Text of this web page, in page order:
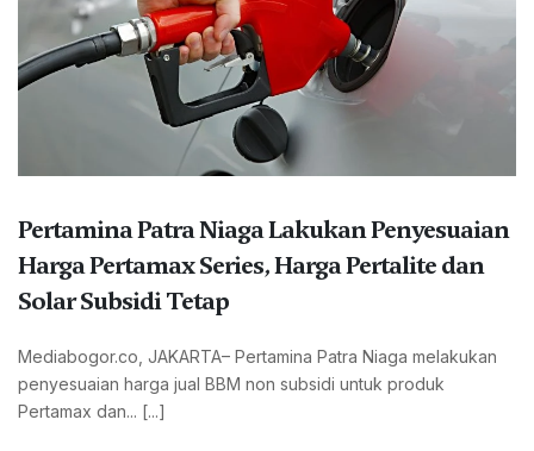
Pertamina Patra Niaga Lakukan Penyesuaian
Harga Pertamax Series, Harga Pertalite dan
Solar Subsidi Tetap
Mediabogor.co, JAKARTA– Pertamina Patra Niaga melakukan
penyesuaian harga jual BBM non subsidi untuk produk
Pertamax dan... [...]